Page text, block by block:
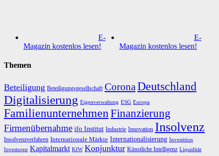
E-
Magazin kostenlos lesen!
E-
Magazin kostenlos lesen!
Themen
Beteiligung Beteiligungsgesellschaft CoronaDeutschland
Digitalisierung Eigenverwaltung ESG Europa
Familienunternehmen Finanzierung
Firmenübernahme ifo Institut Industrie Innovation Insolvenz
Insolvenzverfahren Internationale Märkte Internationalisierung Investition
Investoren Kapitalmarkt KfW Konjunktur Künstliche Intelligenz Liquidität